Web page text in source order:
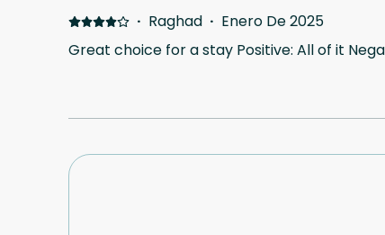
· Raghad · Enero De 2025
Great choice for a stay Positive: All of it